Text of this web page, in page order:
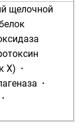
щелочной
X) ·
·
·